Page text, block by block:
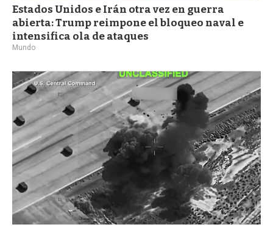
Estados Unidos e Irán otra vez en guerra
abierta: Trump reimpone el bloqueo naval e
intensifica ola de ataques
Mundo